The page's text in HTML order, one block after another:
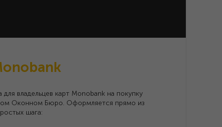
владельцев карт Monobank на покупку
Оконном Бюро. Оформляется прямо из
шага: